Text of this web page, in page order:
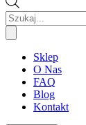
Wyszukiwarka
produktów
Sklep
O Nas
FAQ
Blog
Kontakt